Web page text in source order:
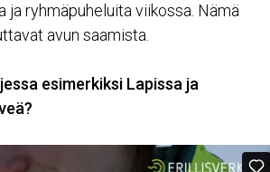
ryhmäpuheluita viikossa. Nämä
avun saamista.
esimerkiksi Lapissa ja